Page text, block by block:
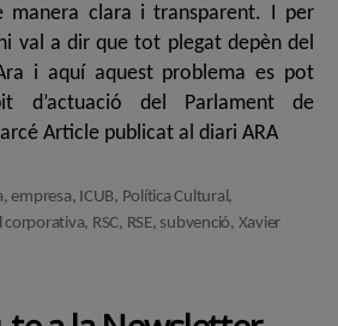
manera clara i transparent. I per
val a dir que tot plegat depèn del
i aquí aquest problema es pot
d’actuació del Parlament de
Article publicat al diari ARA
,empresa, ICUB, Política Cultural ,
corporativa, RSC, RSE, subvenció, Xavier